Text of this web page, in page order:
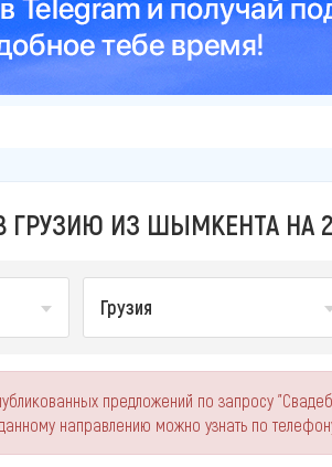
ГРУЗИЮ ИЗ ШЫМКЕНТА НА
Грузия
предложений по запросу
направлению можно узнать по